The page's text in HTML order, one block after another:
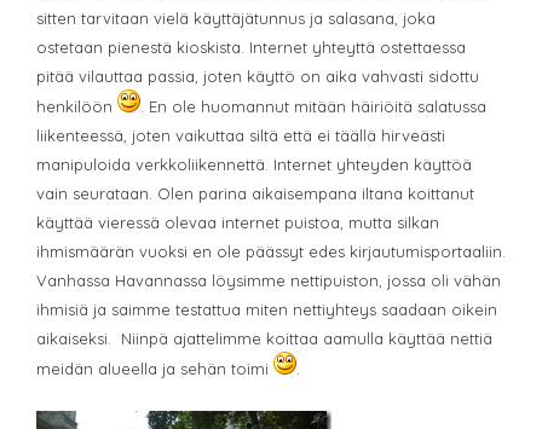
sitten tarvitaan vielä käyttäjätunnus ja salasana, joka
ostetaan pienestä kioskista. Internet yhteyttä ostettaessa
pitää vilauttaa passia, joten käyttö on aika vahvasti sidottu
henkilöön
. En ole huomannut mitään häiriöitä salatussa
liikenteessä, joten vaikuttaa siltä että ei täällä hirveästi
manipuloida verkkoliikennettä. Internet yhteyden käyttöä
vain seurataan. Olen parina aikaisempana iltana koittanut
käyttää vieressä olevaa internet puistoa, mutta silkan
ihmismäärän vuoksi en ole päässyt edes kirjautumisportaaliin.
Vanhassa Havannassa löysimme nettipuiston, jossa oli vähän
ihmisiä ja saimme testattua miten nettiyhteys saadaan oikein
aikaiseksi. Niinpä ajattelimme koittaa aamulla käyttää nettiä
meidän alueella ja sehän toimi